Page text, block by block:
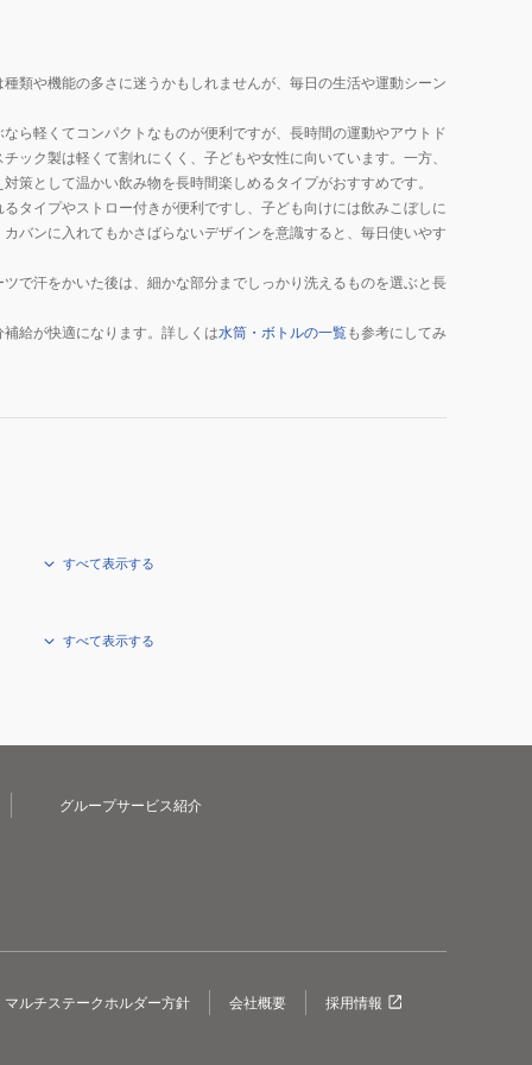
類や機能の多さに迷うかもしれませんが、毎日の生活や運動シーン
ら軽くてコンパクトなものが便利ですが、長時間の運動やアウトド
ック製は軽くて割れにくく、子どもや女性に向いています。一方、
策として温かい飲み物を長時間楽しめるタイプがおすすめです。
タイプやストロー付きが便利ですし、子ども向けには飲みこぼしに
バンに入れてもかさばらないデザインを意識すると、毎日使いやす
で汗をかいた後は、細かな部分までしっかり洗えるものを選ぶと長
給が快適になります。詳しくは水筒・ボトルの一覧も参考にしてみ
すべて表示する
すべて表示する
グループサービス紹介
マルチステークホルダー方針 会社概要 採用情報